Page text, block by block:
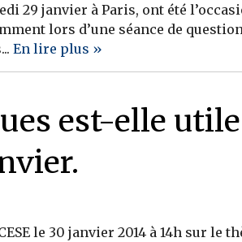
29 janvier à Paris, ont été
lors d’une séance de
En lire plus »
est-elle
le 30 janvier 2014 à 14h sur le